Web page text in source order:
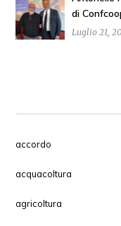
di
Luglio 21,
accordo
acquacoltura
agricoltura